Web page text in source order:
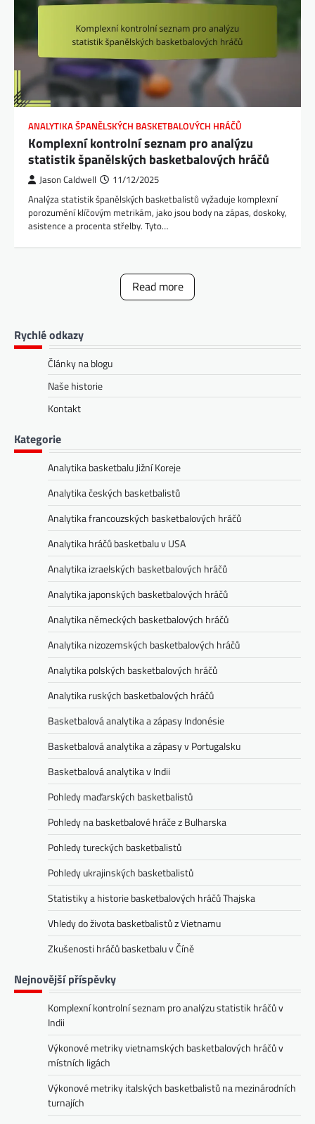
ANALYTIKA ŠPANĚLSKÝCH BASKETBALOVÝCH HRÁČŮ
Komplexní kontrolní seznam pro analýzu
statistik španělských basketbalových hráčů
Jason Caldwell 11/12/2025
Analýza statistik španělských basketbalistů vyžaduje komplexní
porozumění klíčovým metrikám, jako jsou body na zápas, doskoky,
asistence a procenta střelby. Tyto…
Read more
Rychlé odkazy
Články na blogu
Naše historie
Kontakt
Kategorie
Analytika basketbalu Jižní Koreje
Analytika českých basketbalistů
Analytika francouzských basketbalových hráčů
Analytika hráčů basketbalu v USA
Analytika izraelských basketbalových hráčů
Analytika japonských basketbalových hráčů
Analytika německých basketbalových hráčů
Analytika nizozemských basketbalových hráčů
Analytika polských basketbalových hráčů
Analytika ruských basketbalových hráčů
Basketbalová analytika a zápasy Indonésie
Basketbalová analytika a zápasy v Portugalsku
Basketbalová analytika v Indii
Pohledy maďarských basketbalistů
Pohledy na basketbalové hráče z Bulharska
Pohledy tureckých basketbalistů
Pohledy ukrajinských basketbalistů
Statistiky a historie basketbalových hráčů Thajska
Vhledy do života basketbalistů z Vietnamu
Zkušenosti hráčů basketbalu v Číně
Nejnovější příspěvky
Komplexní kontrolní seznam pro analýzu statistik hráčů v
Indii
Výkonové metriky vietnamských basketbalových hráčů v
místních ligách
Výkonové metriky italských basketbalistů na mezinárodních
turnajích